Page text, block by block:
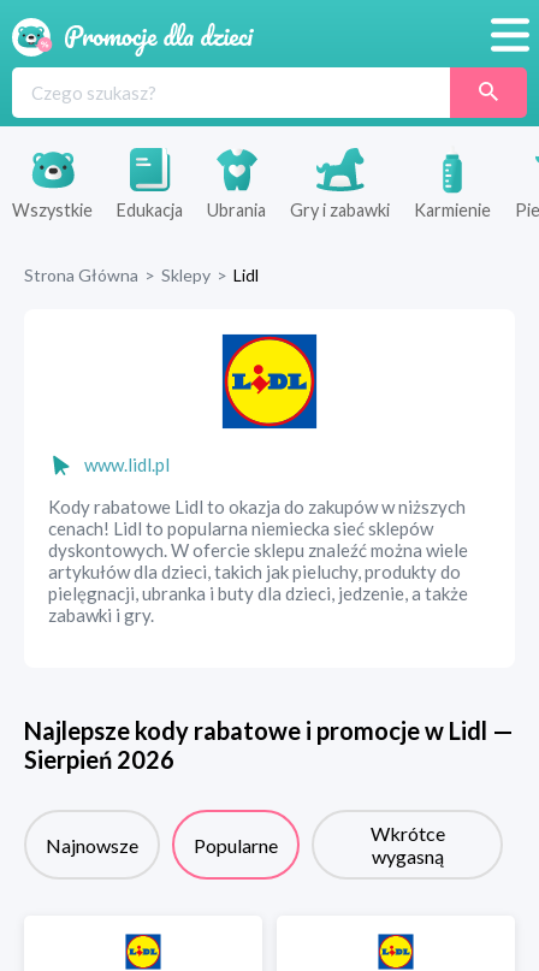
Produkty
Sklepy
Wszystkie Edukacja Ubrania Gry i zabawki Karmienie
Strona Główna > Sklepy > Lidl
www.lidl.pl
Kody rabatowe Lidl to okazja do zakupów w niższych
cenach! Lidl to popularna niemiecka sieć sklepów
dyskontowych. W ofercie sklepu znaleźć można wiele
artykułów dla dzieci, takich jak pieluchy, produkty do
pielęgnacji, ubranka i buty dla dzieci, jedzenie, a także
zabawki i gry.
Najlepsze kody rabatowe i promocje w Lidl —
Sierpień 2026
Najnowsze Popularne
Wkrótce
wygasną